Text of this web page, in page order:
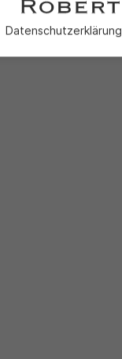
Datenschutzerklärung